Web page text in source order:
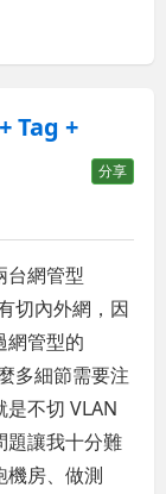
Tag +
分享
台網管型
切內外網，因
網管型的
多細節需要注
不切 VLAN
題讓我十分難
機房、做測